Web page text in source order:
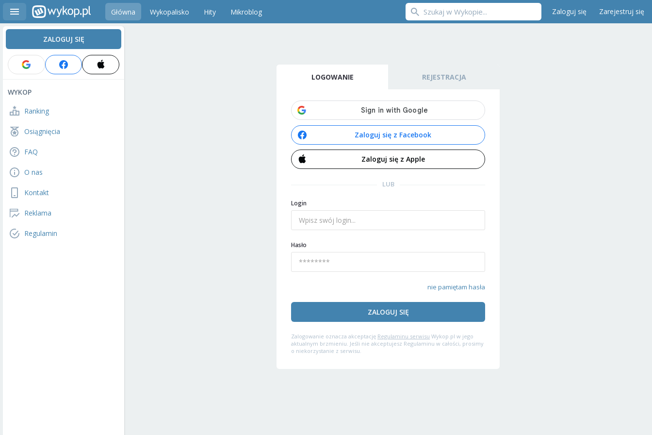
Główna Wykopalisko Hity Mikroblog Zaloguj się Zarejestruj się
ZALOGUJ SIĘ
WYKOP
Ranking
Osiągnięcia
FAQ
O nas
Kontakt
Reklama
Regulamin
LOGOWANIE REJESTRACJA
Zaloguj się z Facebook
Zaloguj się z Apple
LUB
Login
Hasło
nie pamiętam hasła
ZALOGUJ SIĘ
Zalogowanie oznacza akceptację Regulaminu serwisu Wykop.pl w jego
aktualnym brzmieniu. Jeśli nie akceptujesz Regulaminu w całości, prosimy
o niekorzystanie z serwisu.